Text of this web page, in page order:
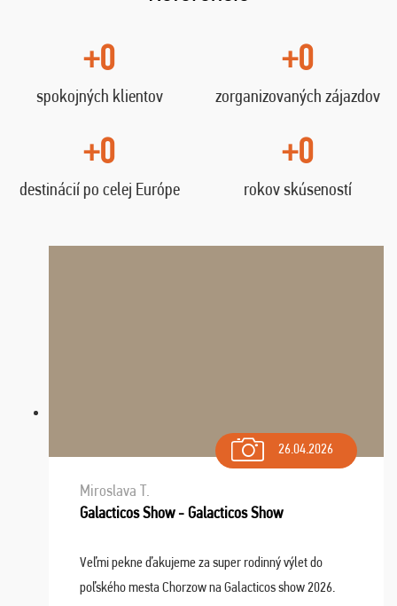
+0
spokojných klientov
+0
zorganizovaných zájazdov
+0
destinácií po celej Európe
+0
rokov skúseností
26.04.2026
Miroslava T.
Galacticos Show - Galacticos Show
Veľmi pekne ďakujeme za super rodinný výlet do
poľského mesta Chorzow na Galacticos show 2026.